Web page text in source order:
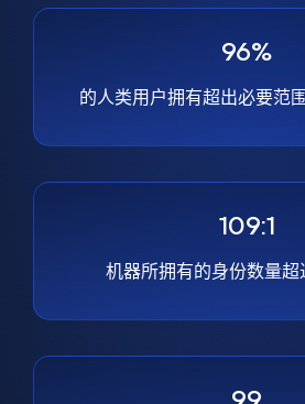
96%
的人类用户拥有超出必要范
109:1
机器所拥有的身份数量超